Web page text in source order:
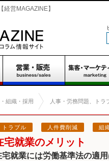
営MAGAZINE】
・組織・採用 人事・労務問題、トラ
トラブル 人件費削減 組
宅就業のメリット
宅就業には労働基準法の適